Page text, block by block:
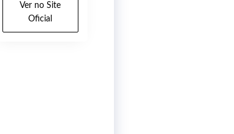
Ver no Site
Oficial